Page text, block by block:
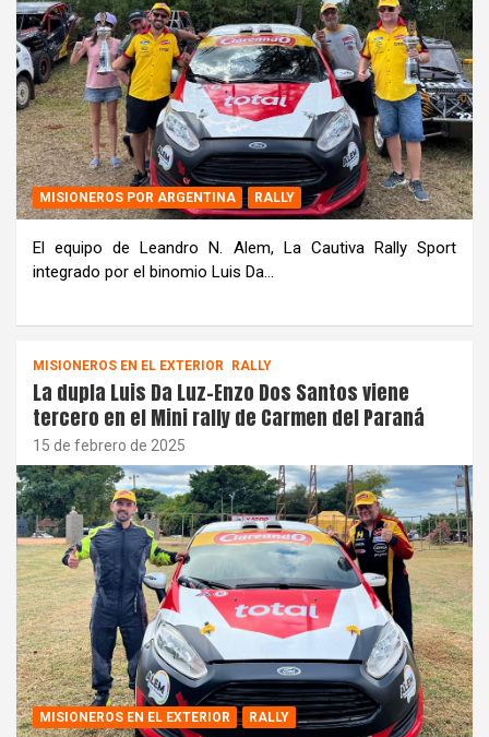
MISIONEROS POR ARGENTINA RALLY
El equipo de Leandro N. Alem, La Cautiva Rally Sport
integrado por el binomio Luis Da…
MISIONEROS EN EL EXTERIOR RALLY
La dupla Luis Da Luz-Enzo Dos Santos viene
tercero en el Mini rally de Carmen del Paraná
15 de febrero de 2025
MISIONEROS EN EL EXTERIOR RALLY